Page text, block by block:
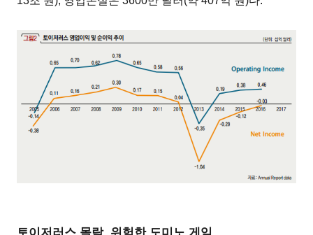
토이저러스 몰락, 위험한 도미노 게임